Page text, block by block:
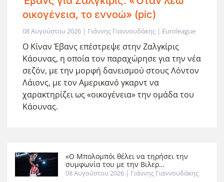
οικογένεια, το εννοώ» (pic)
08 Αυγούστου 2026 | Γιάννης Γιαννουδάκης | Euroleague
Ο Κίναν Έβανς επέστρεψε στην Ζαλγκίρις
Κάουνας, η οποία τον παραχώρησε για την νέα
σεζόν, με την μορφή δανεισμού στους Λόντον
Λάιονς, με τον Αμερικανό γκαρντ να
χαρακτηρίζει ως «οικογένεια» την ομάδα του
Κάουνας.
«Ο Μπολομπόι θέλει να τηρήσει την
συμφωνία του με την Βιλερ…
08 Αυγούστου 2026| Γιάννης Γιαννουδάκης